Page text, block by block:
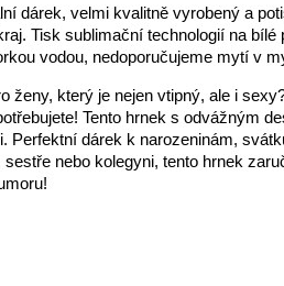
dárek, velmi kvalitně vyrobený a
Tisk sublimační technologií na
vodou, nedoporučujeme mytí v
ženy, který je nejen vtipný, ale i
Tento hrnek s odvážným
Perfektní dárek k narozeninám,
nebo kolegyni, tento hrnek